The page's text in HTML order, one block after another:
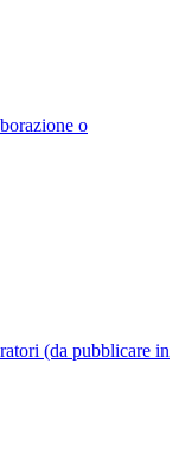
o
(da pubblicare in